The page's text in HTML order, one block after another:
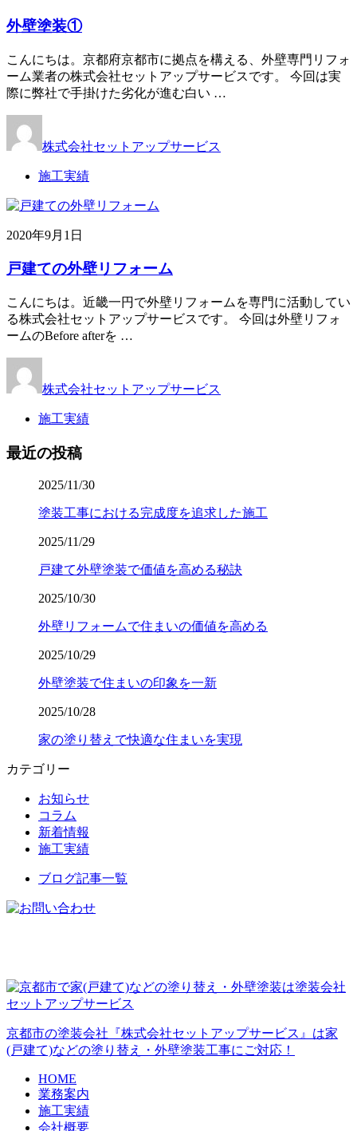
外壁塗装①
こんにちは。京都府京都市に拠点を構える、外壁専門リフォ
ーム業者の株式会社セットアップサービスです。 今回は実
際に弊社で手掛けた劣化が進む白い …
株式会社セットアップサービス
施工実績
2020年9月1日
戸建ての外壁リフォーム
こんにちは。近畿一円で外壁リフォームを専門に活動してい
る株式会社セットアップサービスです。 今回は外壁リフォ
ームのBefore afterを …
株式会社セットアップサービス
施工実績
最近の投稿
2025/11/30
塗装工事における完成度を追求した施工
2025/11/29
戸建て外壁塗装で価値を高める秘訣
2025/10/30
外壁リフォームで住まいの価値を高める
2025/10/29
外壁塗装で住まいの印象を一新
2025/10/28
家の塗り替えで快適な住まいを実現
カテゴリー
お知らせ
コラム
新着情報
施工実績
ブログ記事一覧
京都市の塗装会社『株式会社セットアップサービス』は家
(戸建て)などの塗り替え・外壁塗装工事にご対応！
HOME
業務案内
施工実績
会社概要